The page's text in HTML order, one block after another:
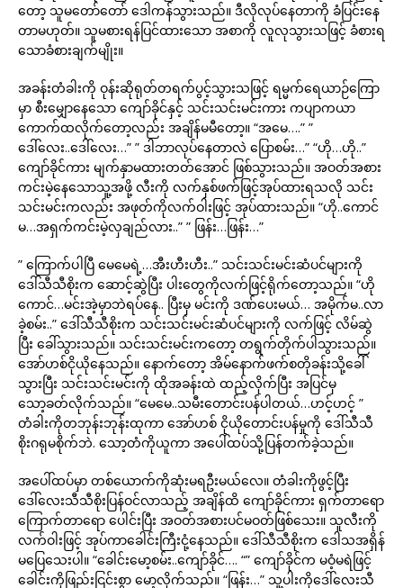
တော့ သူမတော်တော် ဒေါကန်သွားသည်။ ဒီလိုလုပ်နေတာကို ခံပြင်းနေ
တာမဟုတ်။ သူမစားရန်ပြင်ထားသော အစာကို လူလုသွားသဖြင့် ခံစားရ
သောခံစားချက်မျိုး။
အခန်းတံခါးကို ဝုန်းဆိုရုတ်တရက်ပွင့်သွားသဖြင့် ရမ္မက်ရေယာဉ်ကြော
မှာ စီးမျှောနေသော ကျော်ခိုင်နှင့် သင်းသင်းမင်းကား ကပျာကယာ
ကောက်ထလိုက်တော့လည်း အချိန်မမီတော့။ “အမေ….” ”
ဒေါ်လေး..ဒေါ်လေး…” ” ဒါဘာလုပ်နေတာလဲ ပြောစမ်း…” “ဟို…ဟို..”
ကျော်ခိုင်ကား မျက်နှာမထားတတ်အောင် ဖြစ်သွားသည်။ အဝတ်အစား
ကင်းမဲ့နေသောသူ့အဖို့ လီးကို လက်နှစ်ဖက်ဖြင့်အုပ်ထားရသလို သင်း
သင်းမင်းကလည်း အဖုတ်ကိုလက်ဝါးဖြင့် အုပ်ထားသည်။ “ဟို..ကောင်
မ…အရှက်ကင်းမဲ့လှချည်လား..” ” ဖြန်း…ဖြန်း…”
” ကြောက်ပါပြီ မေမေရဲ့…အီးဟီးဟီး..” သင်းသင်းမင်းဆံပင်များကို
ဒေါ်သီသီစိုးက ဆောင့်ဆွဲပြီး ပါးတွေကိုလက်ဖြင့်ရိုက်တော့သည်။ “ဟို
ကောင်…မင်းအဲ့မှာဘဲရပ်နေ.. ပြီးမှ မင်းကို ဒဏ်ပေးမယ်… အမိုက်မ..လာ
ခဲ့စမ်း..” ဒေါ်သီသီစိုးက သင်းသင်းမင်းဆံပင်များကို လက်ဖြင့် လိမ်ဆွဲ
ပြီး ခေါ်သွားသည်။ သင်းသင်းမင်းကတော့ တရွက်တိုက်ပါသွားသည်။
အော်ဟစ်ငိုယိုနေသည်။ နောက်တော့ အိမ်နောက်ဖက်စတိုခန်းသို့ခေါ်
သွားပြီး သင်းသင်းမင်းကို ထိုအခန်းထဲ ထည့်လိုက်ပြီး အပြင်မှ
သော့ခတ်လိုက်သည်။ “မေမေ..သမီးတောင်းပန်ပါတယ်…ဟင့်ဟင့် ”
တံခါးကိုတဘုန်းဘုန်းထုကာ အော်ဟစ် ငိုယိုတောင်းပန်မှုကို ဒေါ်သီသီ
စိုးဂရုမစိုက်ဘဲ. သော့တံကိုယူကာ အပေါ်ထပ်သို့ပြန်တက်ခဲ့သည်။
အပေါ်ထပ်မှာ တစ်ယောက်ကိုဆုံးမရဦးမယ်လေ။ တံခါးကိုဖွင့်ပြီး
ဒေါ်လေးသီသီစိုးပြန်ဝင်လာသည့် အချိန်ထိ ကျော်ခိုင်ကား ရှက်တာရော
ကြောက်တာရော ပေါင်းပြီး အဝတ်အစားပင်မဝတ်ဖြစ်သေး။ သူလီးကို
လက်ဝါးဖြင့် အုပ်ကာခေါင်းကြီးငုံ့နေသည်။ ဒေါ်သီသီစိုးက ဒေါသအရှိန်
မပြေသေးပါ။ “ခေါင်းမော့စမ်း..ကျော်ခိုင်…. “” ကျော်ခိုင်က မဝံ့မရဲဖြင့်
ခေါင်းကိုဖြည်းငြင်းစွာ မော့လိုက်သည်။ “ဖြန်း…” သူ့ပါးကိုဒေါ်လေးသီ